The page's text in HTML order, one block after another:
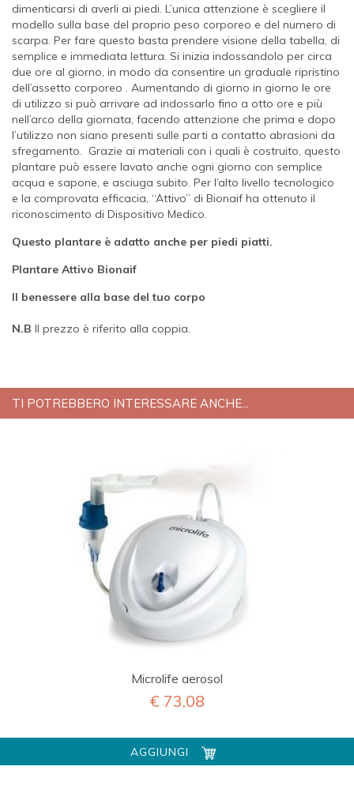
dimenticarsi di averli ai piedi. L’unica attenzione è scegliere il
modello sulla base del proprio peso corporeo e del numero di
scarpa. Per fare questo basta prendere visione della tabella, di
semplice e immediata lettura. Si inizia indossandolo per circa
due ore al giorno, in modo da consentire un graduale ripristino
dell’assetto corporeo . Aumentando di giorno in giorno le ore
di utilizzo si può arrivare ad indossarlo fino a otto ore e più
nell’arco della giornata, facendo attenzione che prima e dopo
l’utilizzo non siano presenti sulle parti a contatto abrasioni da
sfregamento. Grazie ai materiali con i quali è costruito, questo
plantare può essere lavato anche ogni giorno con semplice
acqua e sapone, e asciuga subito. Per l’alto livello tecnologico
e la comprovata efficacia, “Attivo” di Bionaif ha ottenuto il
riconoscimento di Dispositivo Medico.
Questo plantare è adatto anche per piedi piatti.
Plantare Attivo Bionaif
Il benessere alla base del tuo corpo
N.B Il prezzo è riferito alla coppia.
TI POTREBBERO INTERESSARE ANCHE...
Microlife aerosol
€ 73,08
AGGIUNGI